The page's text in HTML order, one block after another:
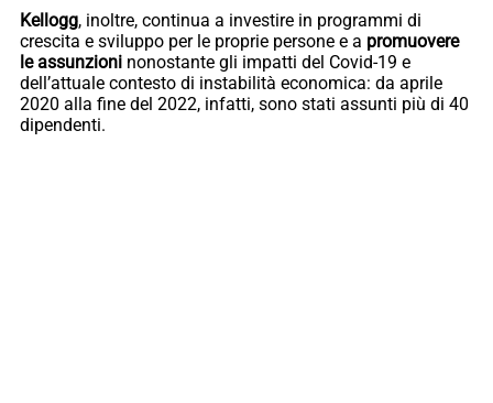
Kellogg, inoltre, continua a investire in programmi di
crescita e sviluppo per le proprie persone e a promuovere
le assunzioni nonostante gli impatti del Covid-19 e
dell’attuale contesto di instabilità economica: da aprile
2020 alla fine del 2022, infatti, sono stati assunti più di 40
dipendenti.